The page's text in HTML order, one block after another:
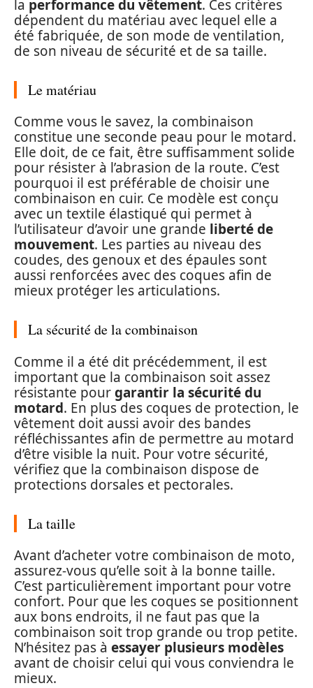
la performance du vêtement. Ces critères
dépendent du matériau avec lequel elle a
été fabriquée, de son mode de ventilation,
de son niveau de sécurité et de sa taille.
Le matériau
Comme vous le savez, la combinaison
constitue une seconde peau pour le motard.
Elle doit, de ce fait, être suffisamment solide
pour résister à l’abrasion de la route. C’est
pourquoi il est préférable de choisir une
combinaison en cuir. Ce modèle est conçu
avec un textile élastiqué qui permet à
l’utilisateur d’avoir une grande liberté de
mouvement. Les parties au niveau des
coudes, des genoux et des épaules sont
aussi renforcées avec des coques afin de
mieux protéger les articulations.
La sécurité de la combinaison
Comme il a été dit précédemment, il est
important que la combinaison soit assez
résistante pourgarantir la sécurité du
motard. En plus des coques de protection, le
vêtement doit aussi avoir des bandes
réfléchissantes afin de permettre au motard
d’être visible la nuit. Pour votre sécurité,
vérifiez que la combinaison dispose de
protections dorsales et pectorales.
La taille
Avant d’acheter votre combinaison de moto,
assurez-vous qu’elle soit à la bonne taille.
C’est particulièrement important pour votre
confort. Pour que les coques se positionnent
aux bons endroits, il ne faut pas que la
combinaison soit trop grande ou trop petite.
N’hésitez pas à essayer plusieurs modèles
avant de choisir celui qui vous conviendra le
mieux.